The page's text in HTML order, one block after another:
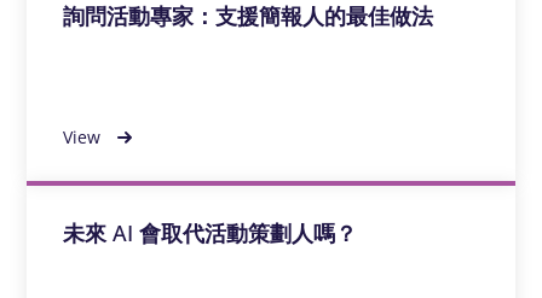
詢問活動專家：支援簡報人的最佳做法
View
未來 AI 會取代活動策劃人嗎？